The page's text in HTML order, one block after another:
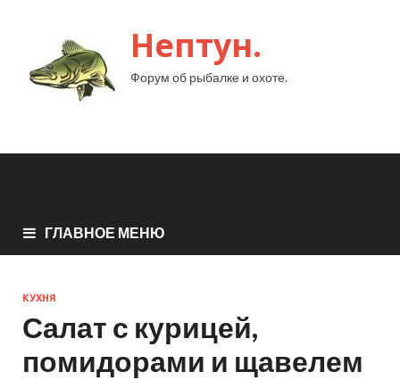
Нептун.
Форум об рыбалке и охоте.
ГЛАВНОЕ МЕНЮ
КУХНЯ
Салат с курицей,
помидорами и щавелем